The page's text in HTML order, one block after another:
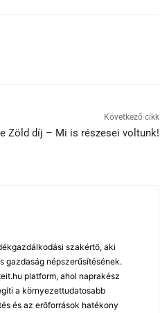
Következő cikk
Zöld díj – Mi is részesei voltunk!
szakértő, aki
gazdaság népszerűsítésének.
platform, ahol naprakész
a környezettudatosabb
és az erőforrások hatékony